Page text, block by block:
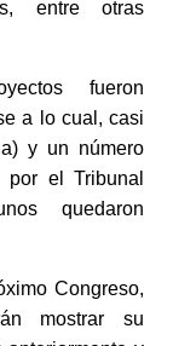
entre otras
fueron
a lo cual, casi
y un número
por el Tribunal
quedaron
Congreso,
mostrar su